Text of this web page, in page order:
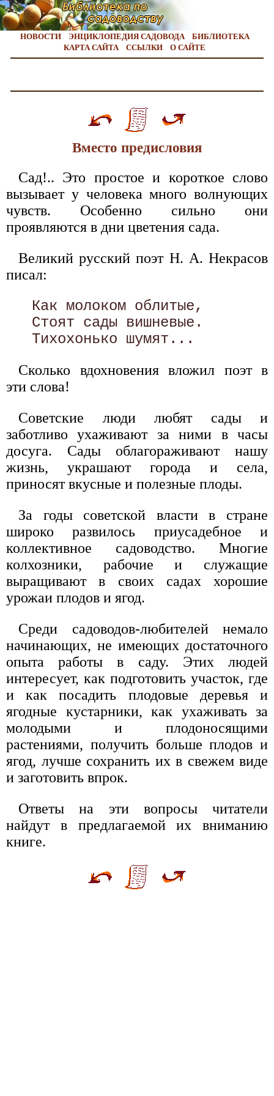
НОВОСТИ ЭНЦИКЛОПЕДИЯ САДОВОДА
БИБЛИОТЕКА
КАРТА САЙТА
ССЫЛКИ О САЙТЕ
Вместо предисловия
Сад!.. Это простое и короткое слово
вызывает у человека много волнующих
чувств. Особенно сильно они
проявляются в дни цветения сада.
Великий русский поэт Н. А. Некрасов
писал:
   Как молоком облитые,
   Стоят сады вишневые.
Сколько вдохновения вложил поэт в
эти слова!
Советские люди любят сады и
заботливо ухаживают за ними в часы
досуга. Сады облагораживают нашу
жизнь, украшают города и села,
приносят вкусные и полезные плоды.
За годы советской власти в стране
широко развилось приусадебное и
коллективное садоводство. Многие
колхозники, рабочие и служащие
выращивают в своих садах хорошие
урожаи плодов и ягод.
Среди садоводов-любителей немало
начинающих, не имеющих достаточного
опыта работы в саду. Этих людей
интересует, как подготовить участок, где
и как посадить плодовые деревья и
ягодные кустарники, как ухаживать за
молодыми и плодоносящими
растениями, получить больше плодов и
ягод, лучше сохранить их в свежем виде
и заготовить впрок.
Ответы на эти вопросы читатели
найдут в предлагаемой их вниманию
книге.